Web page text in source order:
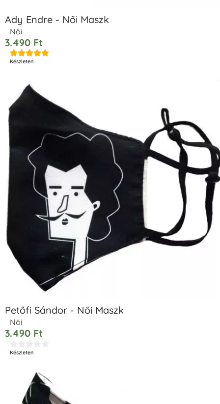
Ady Endre - Női Maszk
Női
3.490 Ft

Készleten
Petőfi Sándor - Női Maszk
Női
3.490 Ft
Készleten